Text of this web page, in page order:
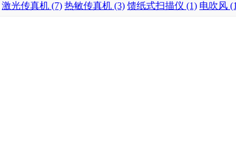
激光传真机 (7) 热敏传真机 (3) 馈纸式扫描仪 (1) 电吹风